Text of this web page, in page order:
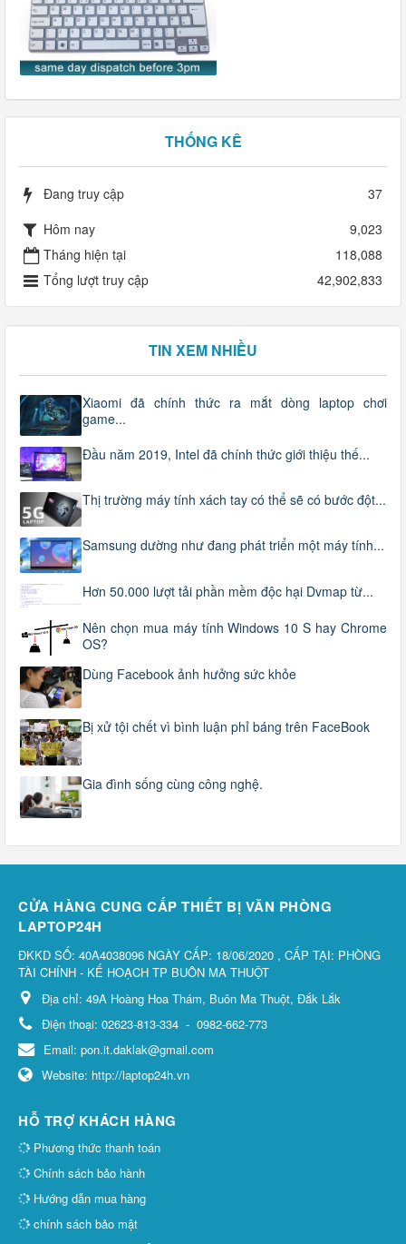
THỐNG KÊ
Đang truy cập
37
Hôm nay
9,023
Tháng hiện tại
118,088
Tổng lượt truy cập
42,902,833
TIN XEM NHIỀU
Xiaomi đã chính thức ra mắt dòng laptop chơi
game...
Đầu năm 2019, Intel đã chính thức giới thiệu thế...
Thị trường máy tính xách tay có thể sẽ có bước đột...
Samsung dường như đang phát triển một máy tính...
Hơn 50.000 lượt tải phần mềm độc hại Dvmap từ...
Nên chọn mua máy tính Windows 10 S hay Chrome
OS?
Dùng Facebook ảnh hưởng sức khỏe
Bị xử tội chết vì bình luận phỉ báng trên FaceBook
Gia đình sống cùng công nghệ.
CỬA HÀNG CUNG CẤP THIẾT BỊ VĂN PHÒNG
LAPTOP24H
ĐKKD SỐ: 40A4038096 NGÀY CẤP: 18/06/2020 , CẤP TẠI: PHÒNG
TÀI CHÍNH - KẾ HOẠCH TP BUÔN MA THUỘT
Địa chỉ: 49A Hoàng Hoa Thám, Buôn Ma Thuột, Đắk Lắk
Điện thoại: 02623-813-334 - 0982-662-773
Email: pon.it.daklak@gmail.com
Website: http://laptop24h.vn
HỖ TRỢ KHÁCH HÀNG
Phương thức thanh toán
Chính sách bảo hành
Hướng dẫn mua hàng
chính sách bảo mật